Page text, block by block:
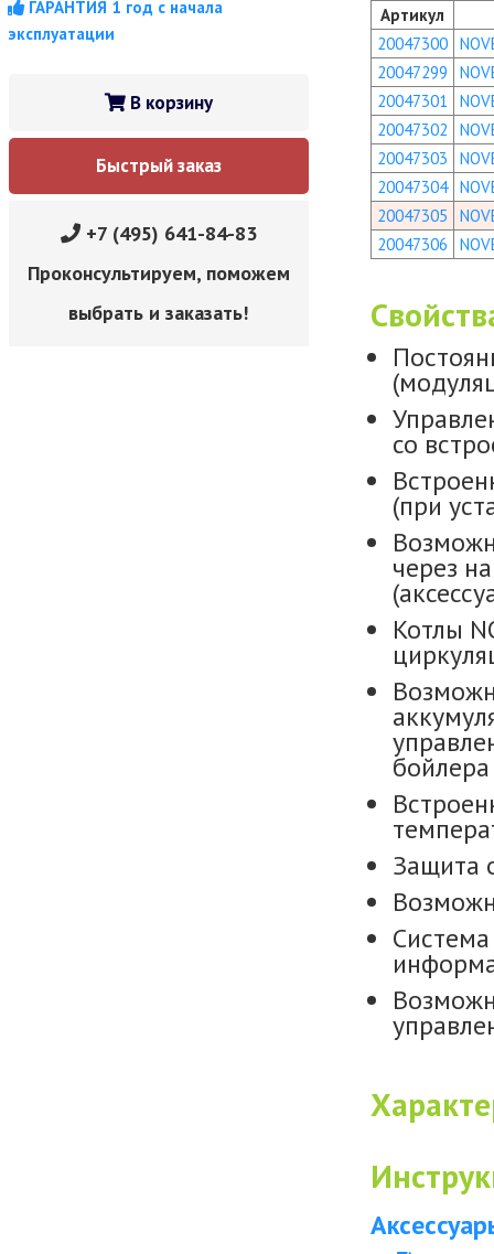
ГАРАНТИЯ 1 год с начала
эксплуатации
В корзину
Быстрый заказ
+7 (495) 641-84-83
Проконсультируем, поможем
выбрать и заказать!
Артикул
20047300
20047299
20047301
20047302
20047303
20047304
20047305
20047306
со
(при
через
Котлы
бойлера
Защита